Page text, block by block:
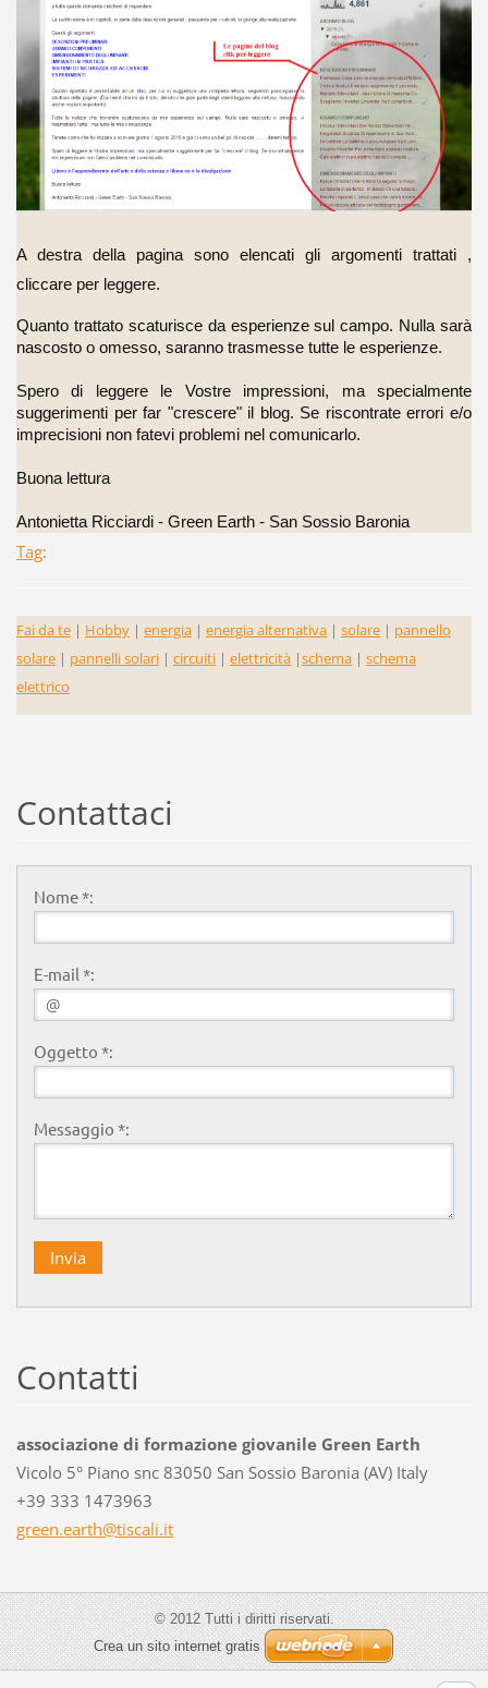
A destra della pagina sono elencati gli argomenti trattati ,
cliccare per leggere.
Quanto trattato scaturisce da esperienze sul campo. Nulla sarà
nascosto o omesso, saranno trasmesse tutte le esperienze.
Spero di leggere le Vostre impressioni, ma specialmente
suggerimenti per far "crescere" il blog. Se riscontrate errori e/o
imprecisioni non fatevi problemi nel comunicarlo.
Buona lettura
Antonietta Ricciardi - Green Earth - San Sossio Baronia
Tag:
Fai da te | Hobby | energia | energia alternativa | solare | pannello
solare | pannelli solari | circuiti | elettricità |schema | schema
elettrico
Contattaci
Nome *:
E-mail *:
Oggetto *:
Messaggio *:
Contatti
associazione di formazione giovanile Green Earth
Vicolo 5° Piano snc 83050 San Sossio Baronia (AV) Italy
+39 333 1473963
green.earth@tiscali.it
© 2012 Tutti i diritti riservati.
Crea un sito internet gratis